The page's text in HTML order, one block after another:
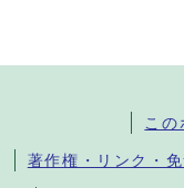
この
著作権・リンク・